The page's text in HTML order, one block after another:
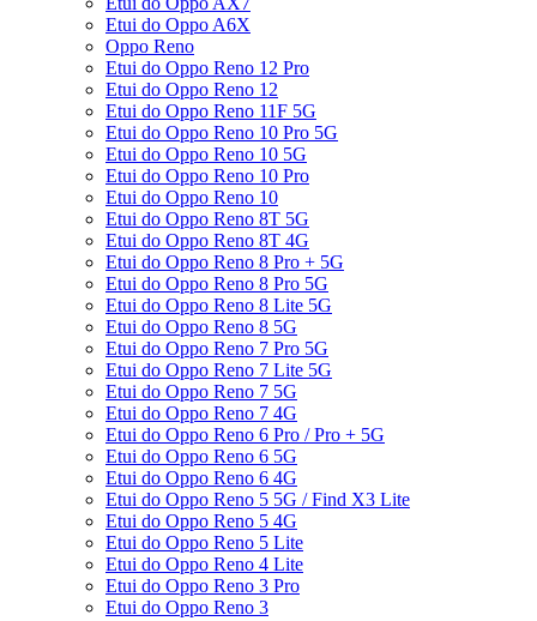
Etui do Oppo A6X
Oppo Reno
Etui do Oppo Reno 12 Pro
Etui do Oppo Reno 12
Etui do Oppo Reno 11F 5G
Etui do Oppo Reno 10 Pro 5G
Etui do Oppo Reno 10 5G
Etui do Oppo Reno 10 Pro
Etui do Oppo Reno 10
Etui do Oppo Reno 8T 5G
Etui do Oppo Reno 8T 4G
Etui do Oppo Reno 8 Pro + 5G
Etui do Oppo Reno 8 Pro 5G
Etui do Oppo Reno 8 Lite 5G
Etui do Oppo Reno 8 5G
Etui do Oppo Reno 7 Pro 5G
Etui do Oppo Reno 7 Lite 5G
Etui do Oppo Reno 7 5G
Etui do Oppo Reno 7 4G
Etui do Oppo Reno 6 Pro / Pro + 5G
Etui do Oppo Reno 6 5G
Etui do Oppo Reno 6 4G
Etui do Oppo Reno 5 5G / Find X3 Lite
Etui do Oppo Reno 5 4G
Etui do Oppo Reno 5 Lite
Etui do Oppo Reno 4 Lite
Etui do Oppo Reno 3 Pro
Etui do Oppo Reno 3